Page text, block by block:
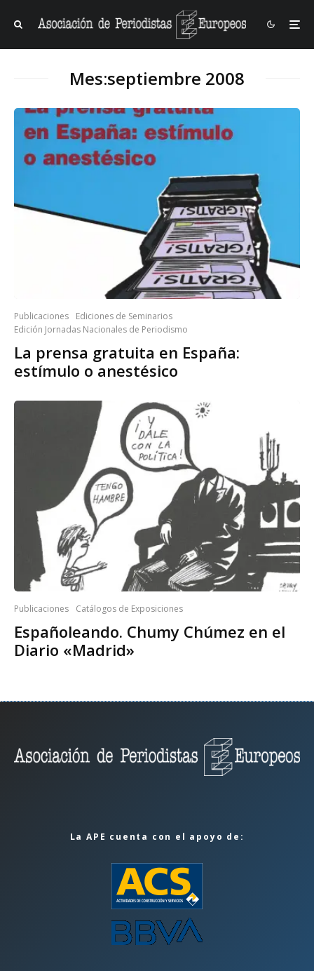
Mes:septiembre 2008
Publicaciones
Ediciones de Seminarios
Edición Jornadas Nacionales de Periodismo
La prensa gratuita en España:
estímulo o anestésico
Publicaciones Catálogos de Exposiciones
Españoleando. Chumy Chúmez en el
Diario «Madrid»
La APE cuenta con el apoyo de: